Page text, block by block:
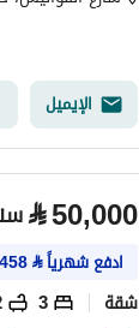
الإيميل
⃁50,000
ادفع شهرياً⃁
شقة 3